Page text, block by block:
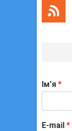
Ім'я *
E-mail *